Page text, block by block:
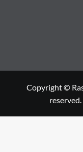
Copyright ©
reserved.